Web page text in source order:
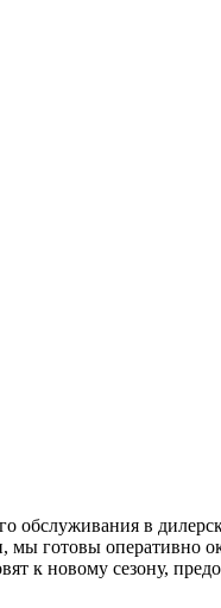
в
готовы оперативно
к новому сезону,